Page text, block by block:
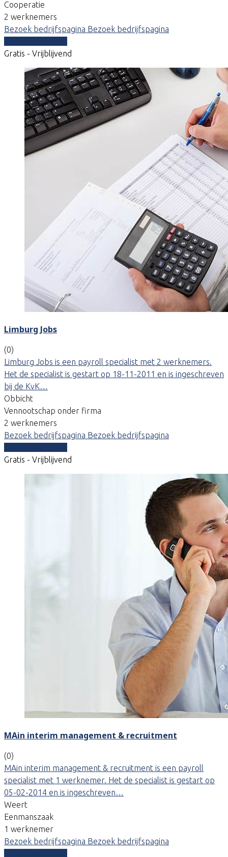
Cooperatie
2 werknemers
Bezoek bedrijfspagina Bezoek bedrijfspagina
Gratis - Vrijblijvend
Limburg Jobs
(0)
Limburg Jobs is een payroll specialist met 2 werknemers.
Het de specialist is gestart op 18-11-2011 en is ingeschreven
bij de KvK…
Obbicht
Vennootschap onder firma
2 werknemers
Bezoek bedrijfspagina Bezoek bedrijfspagina
Gratis - Vrijblijvend
MAin interim management & recruitment
(0)
MAin interim management & recruitment is een payroll
specialist met 1 werknemer. Het de specialist is gestart op
05-02-2014 en is ingeschreven…
Weert
Eenmanszaak
1 werknemer
Bezoek bedrijfspagina Bezoek bedrijfspagina